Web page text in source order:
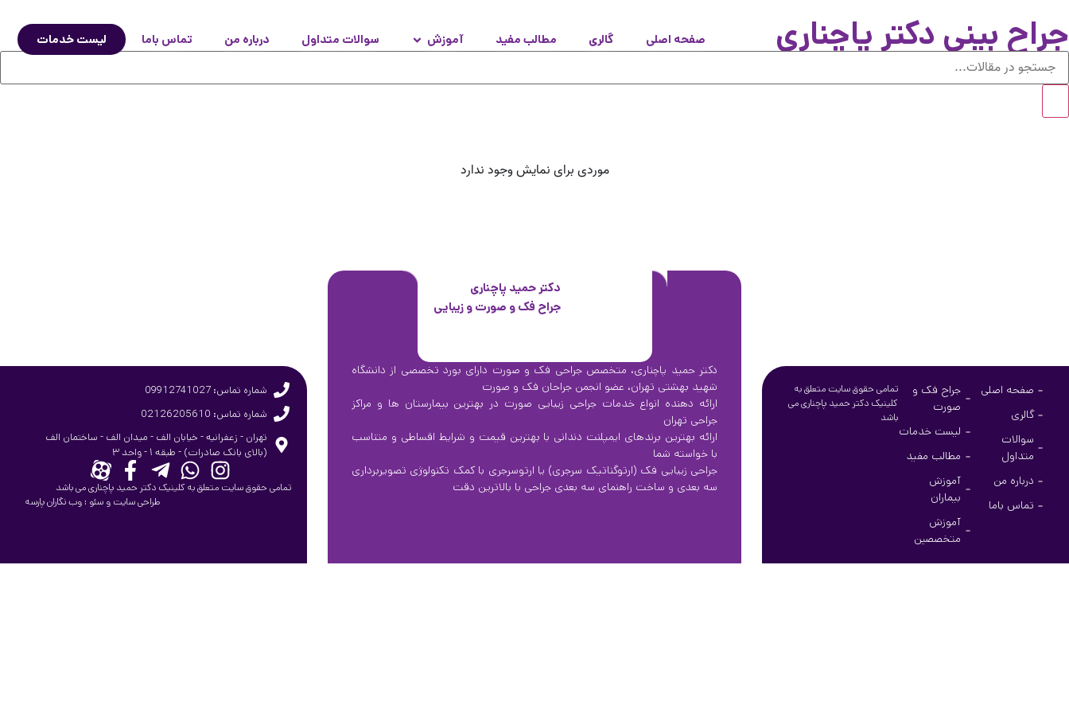
صفحه اصلی گالری مطالب مفید آموزش سوالات متداول درباره من تماس باما لیست خدمات جراح بینی دکتر پاچناری
موردی برای نمایش وجود ندارد
صفحه اصلی
گالری
سوالات
متداول
درباره من
تماس باما
جراح فک و
صورت
لیست خدمات
مطالب مفید
آموزش
بیماران
آموزش
متخصصین
تمامی حقوق سایت متعلق به
کلینیک دکتر حمید پاچناری می
باشد
دکتر حمید پاچناری
جراح فک و صورت و زیبایی
دکتر حمید پاچناری، متخصص جراحی فک و صورت دارای بورد تخصصی از دانشگاه
شهید بهشتی تهران، عضو انجمن جراحان فک و صورت
ارائه دهنده انواع خدمات جراحی زیبایی صورت در بهترین بیمارستان ها و مراکز
جراحی تهران
ارائه بهترین برندهای ایمپلنت دندانی با بهترین قیمت و شرایط اقساطی و متناسب
با خواسته شما
جراحی زیبایی فک (ارتوگناتیک سرجری) یا ارتوسرجری با کمک تکنولوژی تصویربرداری
سه بعدی و ساخت راهنمای سه بعدی جراحی با بالاترین دقت
شماره تماس: 09912741027
شماره تماس: 02126205610
تهران - زعفرانیه - خیابان الف - میدان الف - ساختمان الف
(بالای بانک صادرات) - طبقه ۱ - واحد ۳
تمامی حقوق سایت متعلق به کلینیک دکتر حمید پاچناری می باشد
طراحی سایت و سئو : وب نگاران پارسه